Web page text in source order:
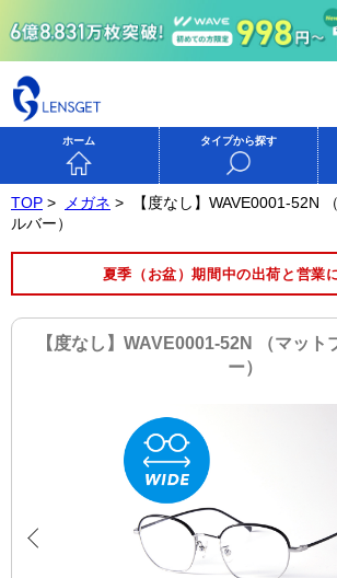
ホーム タイプから探す
TOP > メガネ >
【度なし】WAVE0001-52N
ルバー）
夏季（お盆）期間中の出荷と営業
【度なし】WAVE0001-52N （マット
ー）